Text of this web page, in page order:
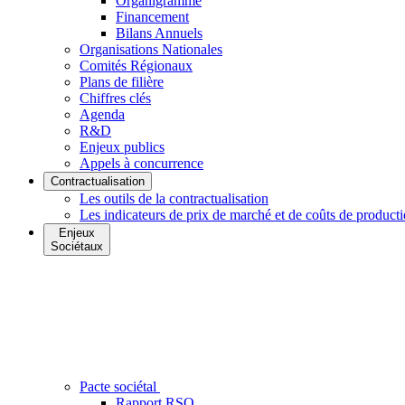
Financement
Bilans Annuels
Organisations Nationales
Comités Régionaux
Plans de filière
Chiffres clés
Agenda
R&D
Enjeux publics
Appels à concurrence
Contractualisation
Les outils de la contractualisation
Les indicateurs de prix de marché et de coûts de
Enjeux
Sociétaux
Pacte sociétal